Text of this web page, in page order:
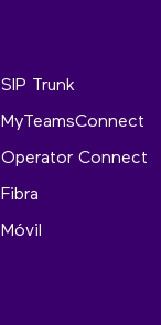
SIP Trunk
MyTeamsConnect
Operator Connect
Fibra
Móvil